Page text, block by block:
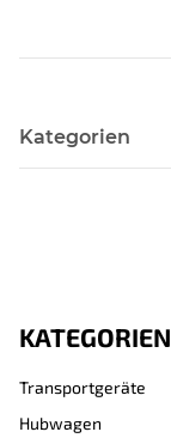
Kategorien
KATEGORIEN
Transportgeräte
Hubwagen